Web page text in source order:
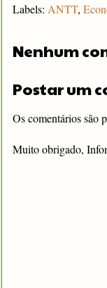
Labels: ANTT,
Nenhum
Postar um
Os comentários são
Muito obrigado,